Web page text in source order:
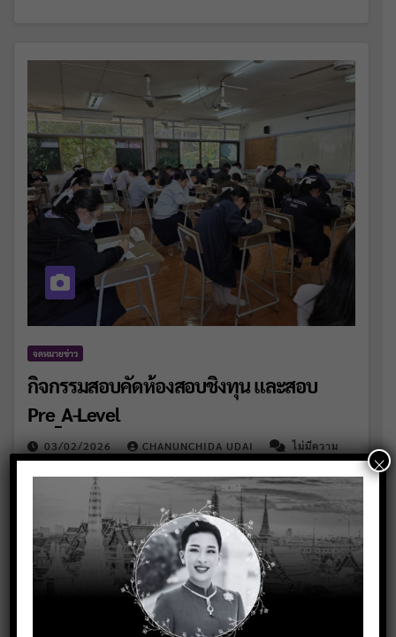
จดหมายข่าว
กิจกรรมสอบคัดห้องสอบชิงทุน และสอบ
Pre_A-Level
03/02/2026 CHANUNCHIDA UDAI
ไม่มีความ
วันที่ 27 ,30-31 มกราคม พ.ศ. 2…
Posts
pagination
2 …
×